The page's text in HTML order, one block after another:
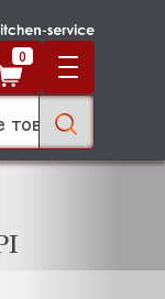
0